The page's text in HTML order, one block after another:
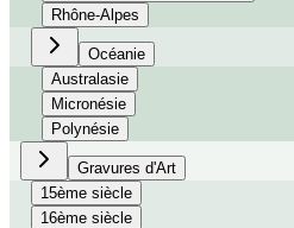
Rhône-Alpes
Océanie
Australasie
Micronésie
Polynésie
Gravures d'Art
15ème siècle
16ème siècle